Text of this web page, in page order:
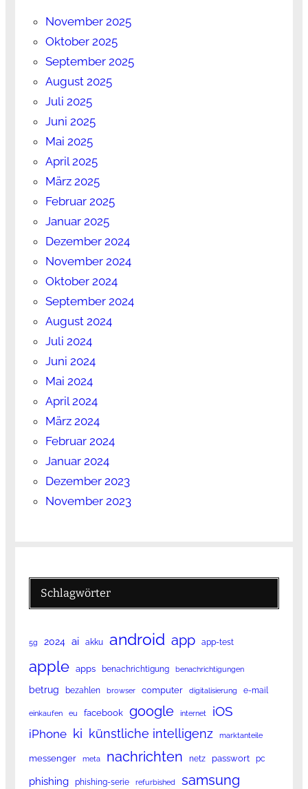
November 2025
Oktober 2025
September 2025
August 2025
Juli 2025
Juni 2025
Mai 2025
April 2025
März 2025
Februar 2025
Januar 2025
Dezember 2024
November 2024
Oktober 2024
September 2024
August 2024
Juli 2024
Juni 2024
Mai 2024
April 2024
März 2024
Februar 2024
Januar 2024
Dezember 2023
November 2023
Schlagwörter
5g 2024 ai akku android app app-test
apple apps benachrichtigung benachrichtigungen
betrug bezahlen browser computer digitalisierung e-mail
einkaufen eu facebook google internet iOS
iPhone ki künstliche intelligenz marktanteile
messenger meta nachrichten netz passwort pc
phishing phishing-serie refurbished samsung